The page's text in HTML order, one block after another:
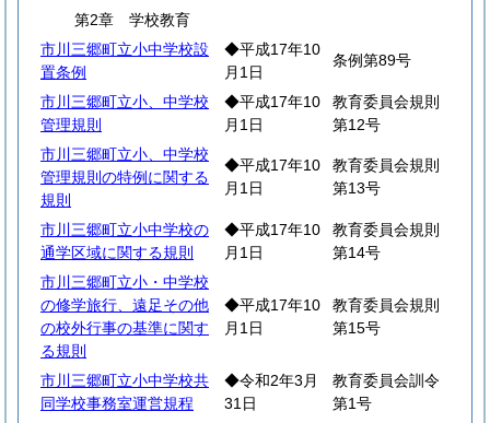
第2章 学校教育
市川三郷町立小中学校設
置条例
◆平成17年10
月1日
条例第89号
市川三郷町立小、中学校
管理規則
◆平成17年10
月1日
教育委員会規則
第12号
市川三郷町立小、中学校
管理規則の特例に関する
規則
◆平成17年10
月1日
教育委員会規則
第13号
市川三郷町立小中学校の
通学区域に関する規則
◆平成17年10
月1日
教育委員会規則
第14号
市川三郷町立小・中学校
の修学旅行、遠足その他
の校外行事の基準に関す
る規則
◆平成17年10
月1日
教育委員会規則
第15号
市川三郷町立小中学校共
同学校事務室運営規程
◆令和2年3月
31日
教育委員会訓令
第1号